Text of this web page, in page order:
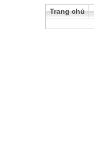
Trang chủ